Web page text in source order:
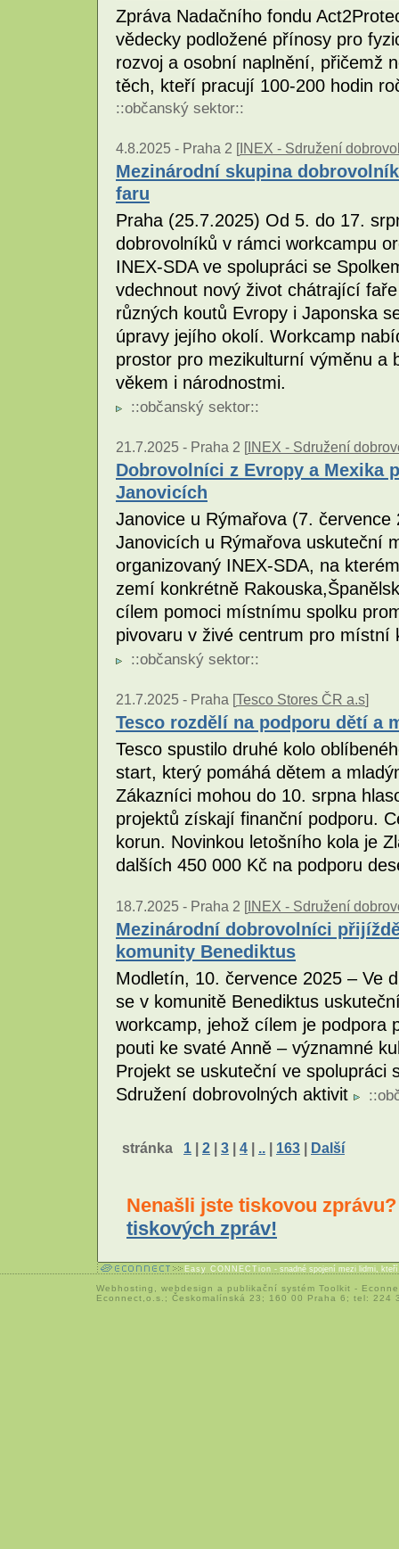
Zpráva Nadačního fondu
vědecky podložené přínosy pro
rozvoj a osobní naplnění, přičemž
těch, kteří pracují 100-200 hodin
::občanský sektor::
4.8.2025 - Praha 2 [INEX - Sdružení
Mezinárodní skupina
faru
Praha (25.7.2025) Od 5. do 17.
dobrovolníků v rámci workcampu
INEX-SDA ve spolupráci se
vdechnout nový život chátrající
různých koutů Evropy i Japonska
úpravy jejího okolí. Workcamp
prostor pro mezikulturní výměnu a
věkem i národnostmi.
::občanský sektor::
21.7.2025 - Praha 2 [INEX - Sdružení
Dobrovolníci z Evropy a Mexika
Janovicích
Janovice u Rýmařova (7.
Janovicích u Rýmařova uskuteční
organizovaný INEX-SDA, na
zemí konkrétně
cílem pomoci místnímu spolku
pivovaru v živé centrum pro
::občanský sektor::
21.7.2025 - Praha [Tesco Stores ČR a.s]
Tesco rozdělí na podporu dětí a
Tesco spustilo druhé kolo
start, který pomáhá dětem a
Zákazníci mohou do 10. srpna
projektů získají finanční podporu.
korun. Novinkou letošního kola je
dalších 450 000 Kč na podporu
18.7.2025 - Praha 2 [INEX - Sdružení
Mezinárodní dobrovolníci
komunity Benediktus
Modletín, 10. července 2025 – Ve
se v komunitě Benediktus
workcamp, jehož cílem je podpora
pouti ke svaté Anně – významné
Projekt se uskuteční ve spolupráci
Sdružení dobrovolných aktivit
::
stránka 1 | 2 | 3 | 4 | .. | 163 | Další
Nenašli jste tiskovou
tiskových zpráv!
Easy CONNECTion - snadné spojení mezi lidmi,
Webhosting webdesign a publikační systém Toolkit -
Econnect,o.s.; Českomalínská 23; 160 00 Praha 6; tel: 224